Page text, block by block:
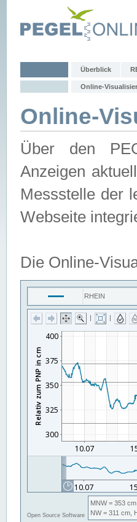
Überblick
Online-
Online-
Über den
Anzeigen
Messstelle der
Webseite
Die Online-